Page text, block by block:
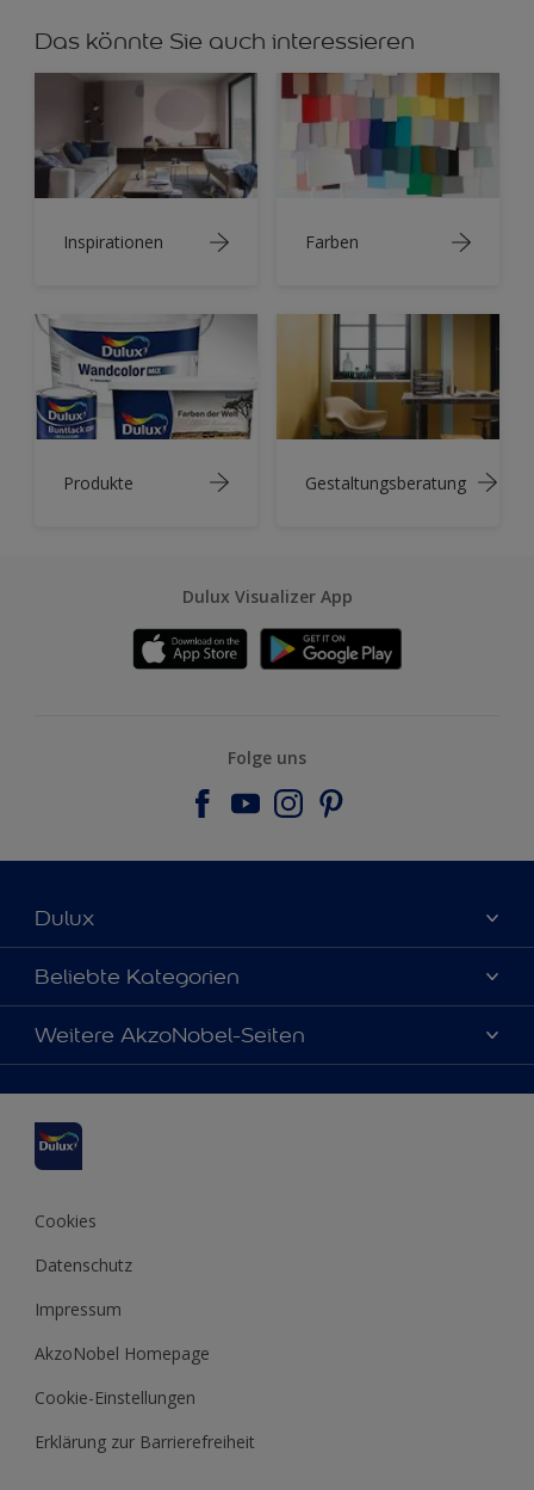
Das könnte Sie auch interessieren
Inspirationen Farben
Produkte Gestaltungsberatung
Dulux Visualizer App
Folge uns
Dulux
Über uns
Farbgenauigkeit
Kontaktieren Sie uns
Beliebte Kategorien
Dulux Farben
Farbe des Jahres
Produkte
Inspirationen
Tipps
Weitere AkzoNobel-Seiten
Molto
Xyladecor
Cookies
Datenschutz
Impressum
AkzoNobel Homepage
Cookie-Einstellungen
Erklärung zur Barrierefreiheit